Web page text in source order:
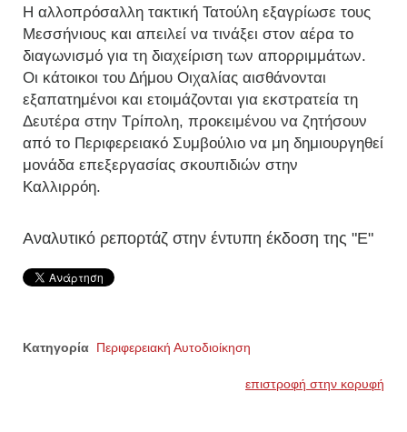
Η αλλοπρόσαλλη τακτική Τατούλη εξαγρίωσε τους
Μεσσήνιους και απειλεί να τινάξει στον αέρα το
διαγωνισμό για τη διαχείριση των απορριμμάτων.
Οι κάτοικοι του Δήμου Οιχαλίας αισθάνονται
εξαπατημένοι και ετοιμάζονται για εκστρατεία τη
Δευτέρα στην Τρίπολη, προκειμένου να ζητήσουν
από το Περιφερειακό Συμβούλιο να μη δημιουργηθεί
μονάδα επεξεργασίας σκουπιδιών στην
Καλλιρρόη.
Αναλυτικό ρεπορτάζ στην έντυπη έκδοση της "Ε"
Κατηγορία Περιφερειακή Αυτοδιοίκηση
επιστροφή στην κορυφή